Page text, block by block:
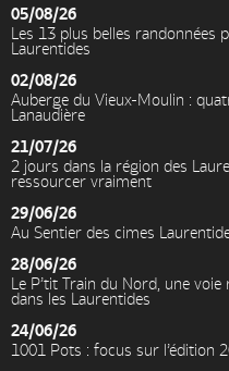
05/08/26
Les 13 plus belles randonnées
Laurentides
02/08/26
Auberge du Vieux-Moulin :
Lanaudière
21/07/26
2 jours dans la région des
ressourcer vraiment
29/06/26
Au Sentier des cimes
28/06/26
Le P’tit Train du Nord, une voie
dans les Laurentides
24/06/26
1001 Pots : focus sur l’édition